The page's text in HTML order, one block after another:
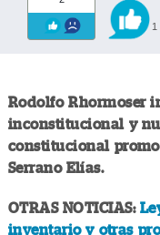
1
Rodolfo Rhormoser
inconstitucional y
constitucional
Serrano Elías.
OTRAS NOTICIAS:
inventario y otras